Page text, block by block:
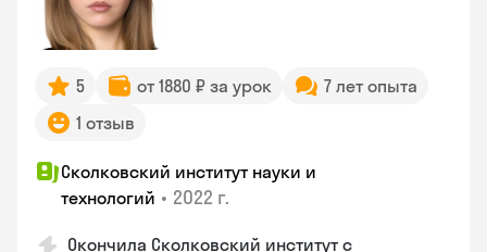
5 от 1880 ₽ за урок
7 лет опыта
1 отзыв
Сколковский институт науки и
технологий • 2022 г.
Окончила Сколковский институт с